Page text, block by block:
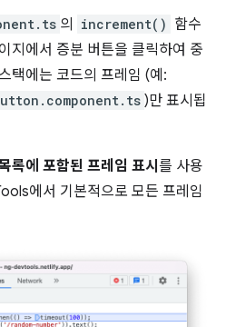
의 increment() 함수
지에서 증분 버튼을 클릭하여 중
택에는 코드의 프레임 (예:
)만 표시됩
록에 포함된 프레임 표시 를 사용
에서 기본적으로 모든 프레임